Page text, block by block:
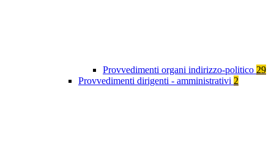
Provvedimenti organi indirizzo-politico 29
Provvedimenti dirigenti - amministrativi 2